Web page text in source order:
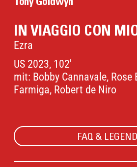
IN VIAGGIO CON
Ezra
US 2023, 102'
mit: Bobby Cannavale, Rose
Farmiga, Robert de Niro
FAQ &